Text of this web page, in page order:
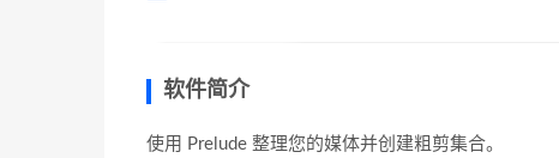
软件简介
使用 Prelude 整理您的媒体并创建粗剪集合。